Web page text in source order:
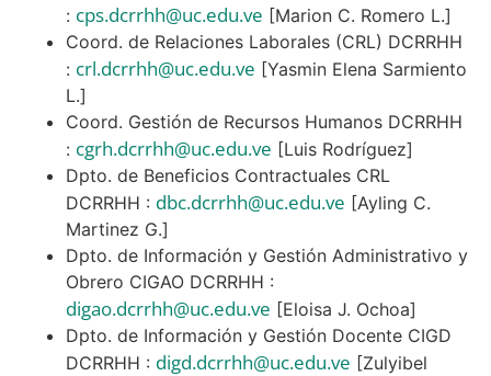
: cps.dcrrhh@uc.edu.ve [Marion C. Romero L.]
Coord. de Relaciones Laborales (CRL) DCRRHH
: crl.dcrrhh@uc.edu.ve [Yasmin Elena Sarmiento
L.]
Coord. Gestión de Recursos Humanos DCRRHH
: cgrh.dcrrhh@uc.edu.ve [Luis Rodríguez]
Dpto. de Beneficios Contractuales CRL
DCRRHH : dbc.dcrrhh@uc.edu.ve [Ayling C.
Martinez G.]
Dpto. de Información y Gestión Administrativo y
Obrero CIGAO DCRRHH :
digao.dcrrhh@uc.edu.ve [Eloisa J. Ochoa]
Dpto. de Información y Gestión Docente CIGD
DCRRHH : digd.dcrrhh@uc.edu.ve [Zulyibel